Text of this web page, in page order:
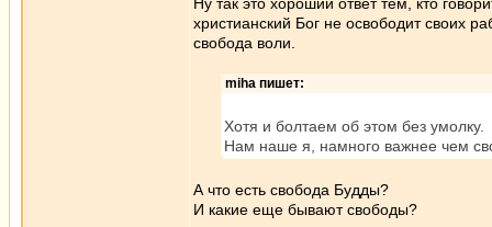
христианский Бог не освободит своих
свобода воли.
miha пишет:
Хотя и болтаем об этом без умолку.
Нам наше я, намного важнее чем
А что есть свобода Будды?
И какие еще бывают свободы?